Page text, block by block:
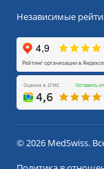
Независимые
© 2026 MedSwiss.